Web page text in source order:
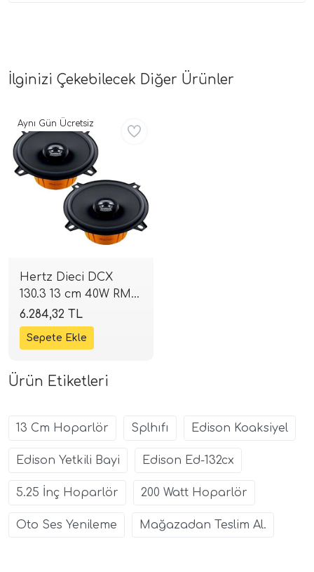
İlginizi Çekebilecek Diğer Ürünler
Hertz Dieci DCX
130.3 13 cm 40W RMS
/ 80W Max Koaksiyel
Hoparlör | SPLHIFI
6.284,32 TL
Aynı Gün Ücretsiz
Ürün Etiketleri
13 Cm Hoparlör Splhıfı Edison Koaksiyel
Edison Yetkili Bayi Edison Ed-132cx
5.25 İnç Hoparlör 200 Watt Hoparlör
Oto Ses Yenileme Mağazadan Teslim Al.